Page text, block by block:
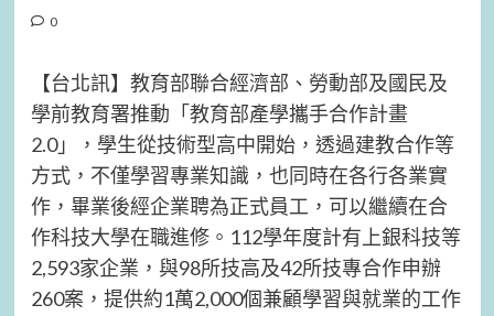
0
【台北訊】教育部聯合經濟部、勞動部及國民及
學前教育署推動「教育部產學攜手合作計畫
2.0」，學生從技術型高中開始，透過建教合作等
方式，不僅學習專業知識，也同時在各行各業實
作，畢業後經企業聘為正式員工，可以繼續在合
作科技大學在職進修。112學年度計有上銀科技等
2,593家企業，與98所技高及42所技專合作申辦
260案，提供約1萬2,000個兼顧學習與就業的工作